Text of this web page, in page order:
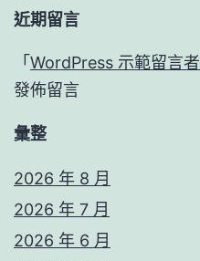
近期留言
「 WordPress 示範留言者
發佈留言
彙整
2026 年 8 月
2026 年 7 月
2026 年 6 月